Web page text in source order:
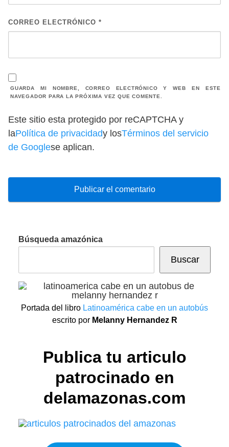
CORREO ELECTRÓNICO *
GUARDA MI NOMBRE, CORREO ELECTRÓNICO Y WEB EN ESTE
NAVEGADOR PARA LA PRÓXIMA VEZ QUE COMENTE.
Este sitio esta protegido por reCAPTCHA y
laPolítica de privacidady losTérminos del servicio
de Googlese aplican.
Búsqueda amazónica
Buscar
Portada del libro Latinoamérica cabe en un autobús
escrito por Melanny Hernandez R
Publica tu articulo
patrocinado en
delamazonas.com